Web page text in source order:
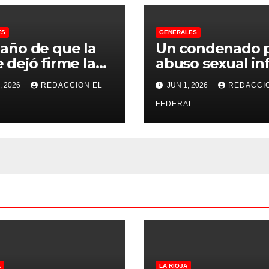
de que la
dejó firme la
la Justicia
pudo
ni un
CFK
2026 REDACCION EL
GENERALES
Un condenado
abuso sexual
se recibió de
psicopedagogo
dentro del
Penitenciario
JUN 1, 2026
FEDERAL
LA RIOJA